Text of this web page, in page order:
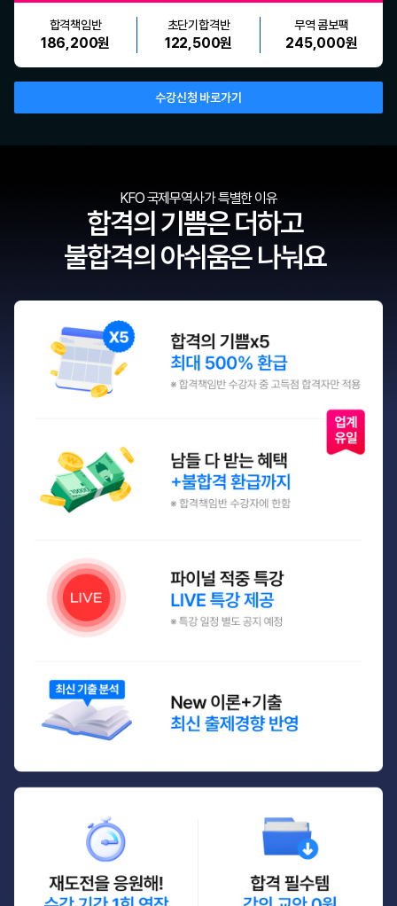
합격책임반
186,200원
초단기합격반
122,500원
무역 콤보팩
245,000원
수강신청 바로가기
KFO 국제무역사가 특별한 이유
합격의 기쁨은 더하고
불합격의 아쉬움은 나눠요